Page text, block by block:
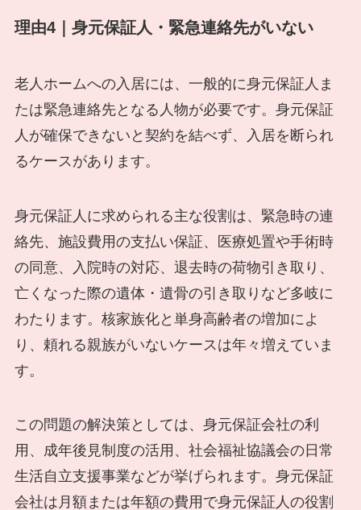
理由4｜身元保証人・緊急連絡先がいない
老人ホームへの入居には、一般的に身元保証人ま
たは緊急連絡先となる人物が必要です。身元保証
人が確保できないと契約を結べず、入居を断られ
るケースがあります。
身元保証人に求められる主な役割は、緊急時の連
絡先、施設費用の支払い保証、医療処置や手術時
の同意、入院時の対応、退去時の荷物引き取り、
亡くなった際の遺体・遺骨の引き取りなど多岐に
わたります。核家族化と単身高齢者の増加によ
り、頼れる親族がいないケースは年々増えていま
す。
この問題の解決策としては、身元保証会社の利
用、成年後見制度の活用、社会福祉協議会の日常
生活自立支援事業などが挙げられます。身元保証
会社は月額または年額の費用で身元保証人の役割